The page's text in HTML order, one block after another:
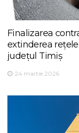
Finalizarea
extinderea
județul Timiș
24 martie 2026